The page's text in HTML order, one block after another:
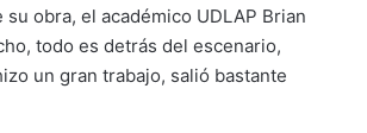
obra, el académico UDLAP Brian
todo es detrás del escenario,
un gran trabajo, salió bastante